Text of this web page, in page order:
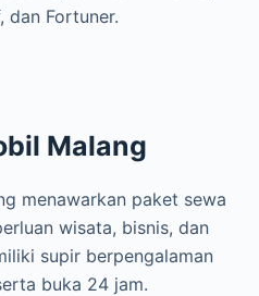
dan Fortuner.
Malang
menawarkan paket sewa
wisata, bisnis, dan
supir berpengalaman
buka 24 jam.